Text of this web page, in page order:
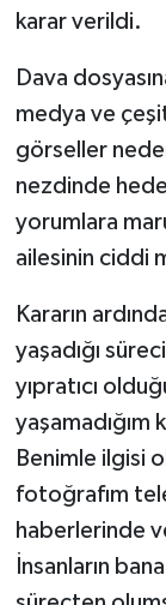
karar verildi.
Dava
medya ve
görseller
nezdinde
yorumlara
ailesinin ciddi
Kararın
yaşadığı
yıpratıcı
yaşamadığım
Benimle ilgisi
fotoğrafım
haberlerinde
İnsanların